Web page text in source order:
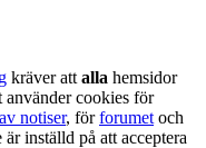
kräver att alla hemsidor
använder cookies för
notiser, förforumet och
inställd på att acceptera